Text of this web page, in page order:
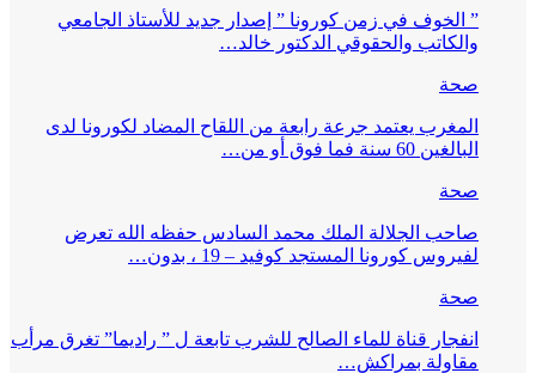
” الخوف في زمن كورونا ” إصدار جديد للأستاذ الجامعي
والكاتب والحقوقي الدكتور خالد…
صحة
المغرب يعتمد جرعة رابعة من اللقاح المضاد لكورونا لدى
البالغين 60 سنة فما فوق أو من…
صحة
صاحب الجلالة الملك محمد السادس حفظه الله تعرض
لفيروس كورونا المستجد كوفيد – 19 ، بدون…
صحة
انفجار قناة للماء الصالح للشرب تابعة ل ” راديما” تغرق مرأب
مقاولة بمراكش…